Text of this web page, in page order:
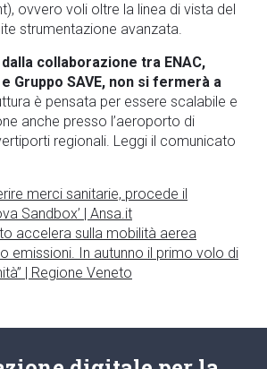
ovvero voli oltre la linea di vista del
strumentazione avanzata.
collaborazione tra ENAC,
Gruppo SAVE, non si fermerà a
è pensata per essere scalabile e
anche presso l’aeroporto di
regionali. Leggi il comunicato
merci sanitarie, procede il
Sandbox’ | Ansa.it
accelera sulla mobilità aerea
emissioni. In autunno il primo volo di
| Regione Veneto